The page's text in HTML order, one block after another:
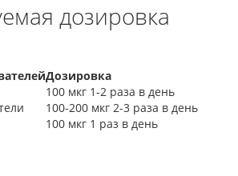
дозировка
Дозировка
100 мкг 1-2 раза в день
100-200 мкг 2-3 раза в день
100 мкг 1 раз в день